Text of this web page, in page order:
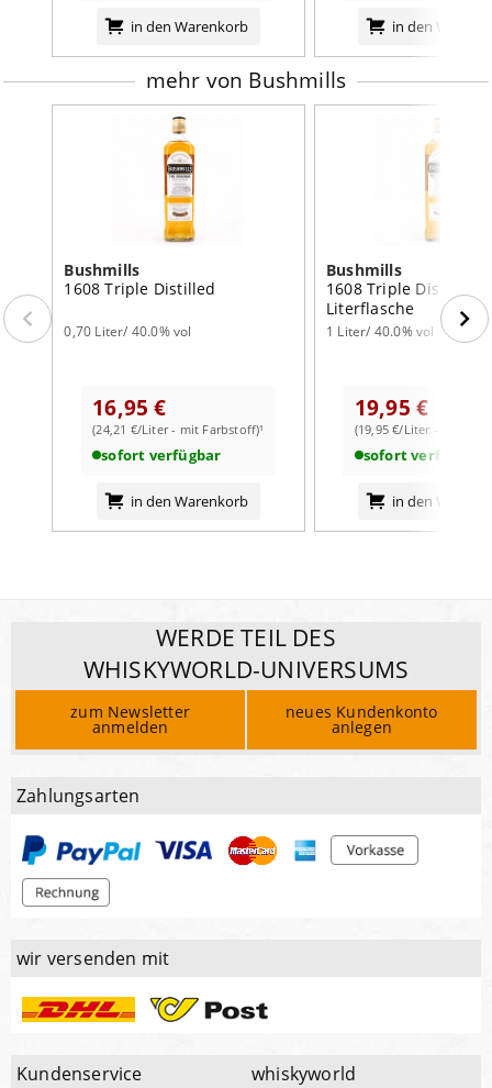
in den Warenkorb in den
mehr von Bushmills
Bushmills
1608 Triple Distilled
0,70 Liter/ 40.0% vol
16,95 €
(24,21 €/Liter - mit Farbstoff)¹
sofort verfügbar
in den Warenkorb
Bushmills
1608 Triple Distilled
Literflasche
1 Liter/ 40.0% vol
19,95 €
(19,95 €/Liter - mit
sofort verfügbar
in den
WERDE TEIL DES
WHISKYWORLD-UNIVERSUMS
zum Newsletter
anmelden
neues Kundenkonto
anlegen
Zahlungsarten
wir versenden mit
Kundenservice whiskyworld